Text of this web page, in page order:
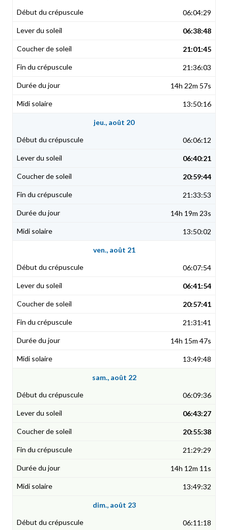
06:04:29
06:38:48
21:01:45
21:36:03
14h 22m 57s
13:50:16
jeu., août 20
06:06:12
06:40:21
20:59:44
21:33:53
14h 19m 23s
13:50:02
ven., août 21
06:07:54
06:41:54
20:57:41
21:31:41
14h 15m 47s
13:49:48
sam., août 22
06:09:36
06:43:27
20:55:38
21:29:29
14h 12m 11s
13:49:32
dim., août 23
06:11:18